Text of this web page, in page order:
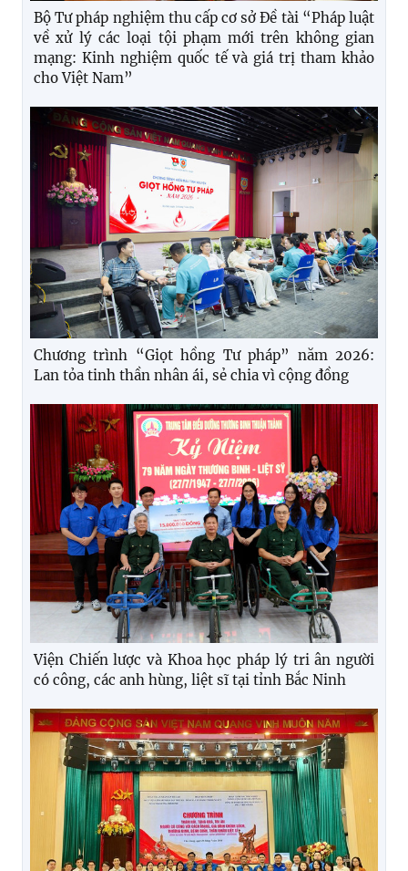
Bộ Tư pháp nghiệm thu cấp cơ sở Đề tài “Pháp luật
về xử lý các loại tội phạm mới trên không gian
mạng: Kinh nghiệm quốc tế và giá trị tham khảo
cho Việt Nam”
Chương trình “Giọt hồng Tư pháp” năm 2026:
Lan tỏa tinh thần nhân ái, sẻ chia vì cộng đồng
Viện Chiến lược và Khoa học pháp lý tri ân người
có công, các anh hùng, liệt sĩ tại tỉnh Bắc Ninh